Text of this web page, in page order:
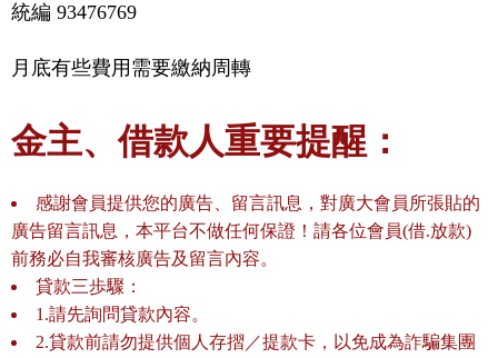
統編 93476769
月底有些費用需要繳納周轉
金主、借款人重要提醒：
感謝會員提供您的廣告、留言訊息，對廣大會員所張貼的
廣告留言訊息，本平台不做任何保證！請各位會員(借.放款)
前務必自我審核廣告及留言內容。
貸款三歩驟：
1.請先詢問貸款內容。
2.貸款前請勿提供個人存摺／提款卡，以免成為詐騙集團